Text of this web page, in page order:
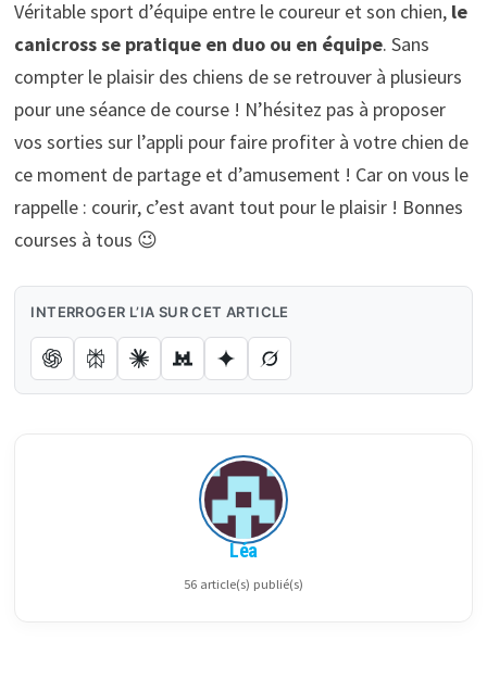
Véritable sport d’équipe entre le coureur et son chien, le
canicross se pratique en duo ou en équipe. Sans
compter le plaisir des chiens de se retrouver à plusieurs
pour une séance de course ! N’hésitez pas à proposer
vos sorties sur l’appli pour faire profiter à votre chien de
ce moment de partage et d’amusement ! Car on vous le
rappelle : courir, c’est avant tout pour le plaisir ! Bonnes
courses à tous 😉
INTERROGER L’IA SUR CET ARTICLE
Léa
56 article(s) publié(s)